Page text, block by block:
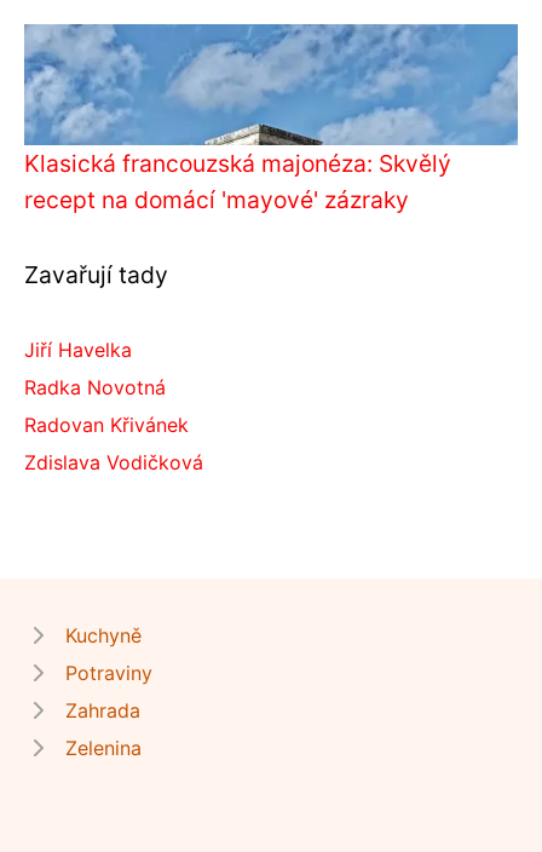
Klasická francouzská majonéza: Skvělý
recept na domácí 'mayové' zázraky
Zavařují tady
Jiří Havelka
Radka Novotná
Radovan Křivánek
Zdislava Vodičková
Kuchyně
Potraviny
Zahrada
Zelenina